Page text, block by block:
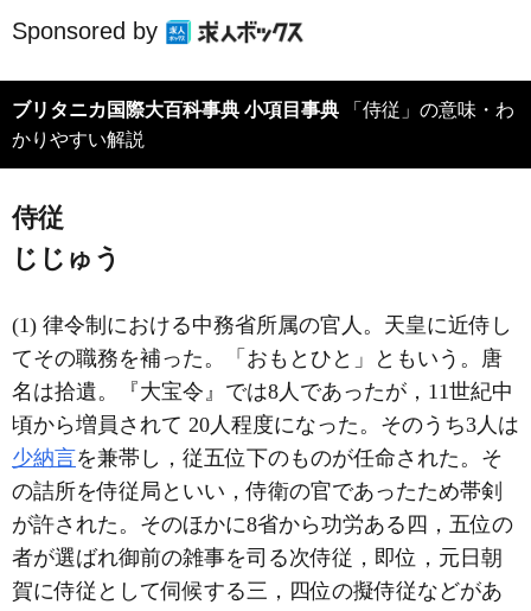
Sponsored by
ブリタニカ国際大百科事典 小項目事典
かりやすい解説
侍従
じじゅう
(1) 律令制における中務省所属の官人。天皇に近侍し
てその職務を補った。「おもとひと」ともいう。唐
名は拾遺。『大宝令』では8人であったが，11世紀中
頃から増員されて 20人程度になった。そのうち3人は
少納言を兼帯し，従五位下のものが任命された。そ
の詰所を侍従局といい，侍衛の官であったため帯剣
が許された。そのほかに8省から功労ある四，五位の
者が選ばれ御前の雑事を司る次侍従，即位，元日朝
賀に侍従として伺候する三，四位の擬侍従などがあ